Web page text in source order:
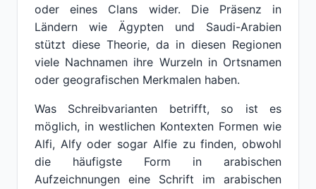
oder eines Clans wider. Die Präsenz in
Ländern wie Ägypten und Saudi-Arabien
stützt diese Theorie, da in diesen Regionen
viele Nachnamen ihre Wurzeln in Ortsnamen
oder geografischen Merkmalen haben.
Was Schreibvarianten betrifft, so ist es
möglich, in westlichen Kontexten Formen wie
Alfi, Alfy oder sogar Alfie zu finden, obwohl
die häufigste Form in arabischen
Aufzeichnungen eine Schrift im arabischen